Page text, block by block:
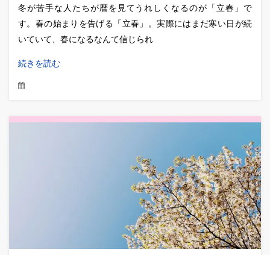
冬が苦手な人たちが暦を見てうれしくなるのが「立春」で
す。春の始まりを告げる「立春」。実際にはまだ寒い日が続
いていて、春になるなんて信じられ
続きを読む